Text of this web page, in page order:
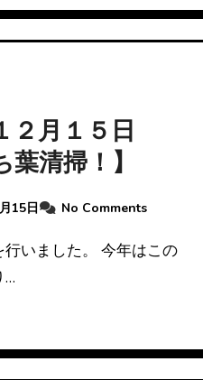
２月１５日
清掃！】
15日 No Comments
…